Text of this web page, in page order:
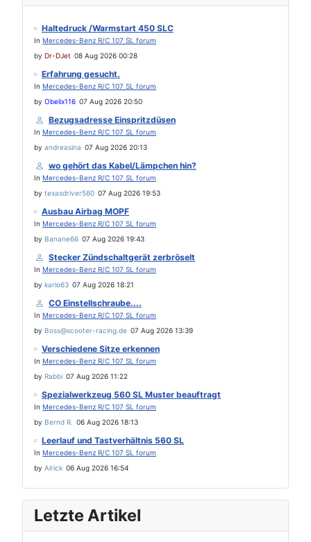
Haltedruck /Warmstart 450 SLC
In Mercedes-Benz R/C 107 SL forum
by Dr-DJet 08 Aug 2026 00:28
Erfahrung gesucht.
In Mercedes-Benz R/C 107 SL forum
by Obelix116 07 Aug 2026 20:50
Bezugsadresse Einspritzdüsen
In Mercedes-Benz R/C 107 SL forum
by andreasina 07 Aug 2026 20:13
wo gehört das Kabel/Lämpchen hin?
In Mercedes-Benz R/C 107 SL forum
by texasdriver560 07 Aug 2026 19:53
Ausbau Airbag MOPF
In Mercedes-Benz R/C 107 SL forum
by Banane66 07 Aug 2026 19:43
Stecker Zündschaltgerät zerbröselt
In Mercedes-Benz R/C 107 SL forum
by karlo63 07 Aug 2026 18:21
CO Einstellschraube....
In Mercedes-Benz R/C 107 SL forum
by Boss@scooter-racing.de 07 Aug 2026 13:39
Verschiedene Sitze erkennen
In Mercedes-Benz R/C 107 SL forum
by Rabbi 07 Aug 2026 11:22
Spezialwerkzeug 560 SL Muster beauftragt
In Mercedes-Benz R/C 107 SL forum
by Bernd R. 06 Aug 2026 18:13
Leerlauf und Tastverhältnis 560 SL
In Mercedes-Benz R/C 107 SL forum
by Alrick 06 Aug 2026 16:54
Letzte Artikel